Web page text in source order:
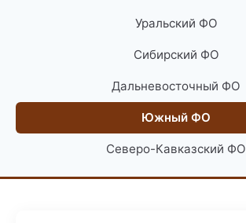
Уральский ФО
Сибирский ФО
Дальневосточный ФО
Южный ФО
Северо-Кавказский ФО